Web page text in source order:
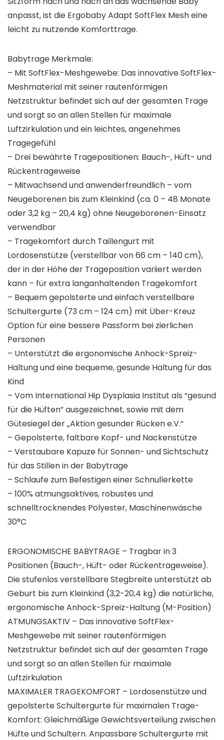
anpasst, ist die Ergobaby Adapt SoftFlex Mesh eine
leicht zu nutzende Komforttrage.
Babytrage Merkmale:
– Mit SoftFlex-Meshgewebe: Das innovative SoftFlex-
Meshmaterial mit seiner rautenförmigen
Netzstruktur befindet sich auf der gesamten Trage
und sorgt so an allen Stellen für maximale
Luftzirkulation und ein leichtes, angenehmes
Tragegefühl
– Drei bewährte Tragepositionen: Bauch-, Hüft- und
Rückentrageweise
– Mitwachsend und anwenderfreundlich – vom
Neugeborenen bis zum Kleinkind (ca. 0 – 48 Monate
oder 3,2 kg – 20,4 kg) ohne Neugeborenen-Einsatz
verwendbar
– Tragekomfort durch Taillengurt mit
Lordosenstütze (verstellbar von 66 cm – 140 cm),
der in der Höhe der Trageposition variiert werden
kann – für extra langanhaltenden Tragekomfort
– Bequem gepolsterte und einfach verstellbare
Schultergurte (73 cm – 124 cm) mit Über-Kreuz
Option für eine bessere Passform bei zierlichen
Personen
– Unterstützt die ergonomische Anhock-Spreiz-
Haltung und eine bequeme, gesunde Haltung für das
Kind
– Vom International Hip Dysplasia Institut als “gesund
für die Hüften” ausgezeichnet, sowie mit dem
Gütesiegel der „Aktion gesunder Rücken e.V.“
– Gepolsterte, faltbare Kopf- und Nackenstütze
– Verstaubare Kapuze für Sonnen- und Sichtschutz
für das Stillen in der Babytrage
– Schlaufe zum Befestigen einer Schnullerkette
– 100% atmungsaktives, robustes und
schnelltrocknendes Polyester, Maschinenwäsche
30°C
ERGONOMISCHE BABYTRAGE – Tragbar in 3
Positionen (Bauch-, Hüft- oder Rückentrageweise).
Die stufenlos verstellbare Stegbreite unterstützt ab
Geburt bis zum Kleinkind (3,2-20,4 kg) die natürliche,
ergonomische Anhock-Spreiz-Haltung (M-Position)
ATMUNGSAKTIV – Das innovative SoftFlex-
Meshgewebe mit seiner rautenförmigen
Netzstruktur befindet sich auf der gesamten Trage
und sorgt so an allen Stellen für maximale
Luftzirkulation
MAXIMALER TRAGEKOMFORT – Lordosenstütze und
gepolsterte Schultergurte für maximalen Trage-
Komfort: Gleichmäßige Gewichtsverteilung zwischen
Hüfte und Schultern. Anpassbare Schultergurte mit